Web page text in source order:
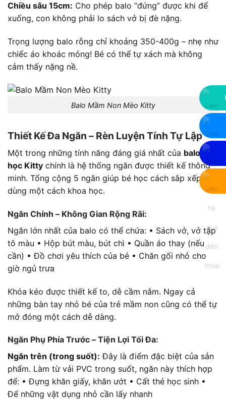
Chiều sâu 15cm: Cho phép balo “đứng” được khi để
xuống, con không phải lo sách vở bị đè nặng.
Trọng lượng balo rỗng chỉ khoảng 350-400g – nhẹ như
chiếc áo khoác mỏng! Bé có thể tự xách mà không
cảm thấy nặng nề.
Balo Mầm Non Mèo Kitty
Thiết Kế Đa Ngăn – Rèn Luyện Tính Tự Lập
Một trong những tính năng đáng giá nhất của balo đi
học Kitty chính là hệ thống ngăn được thiết kế thông
minh. Tổng cộng 5 ngăn giúp bé học cách sắp xếp đồ
dùng một cách khoa học.
Ngăn Chính – Không Gian Rộng Rãi:
Ngăn lớn nhất của balo có thể chứa: • Sách vở, vở tập
tô màu • Hộp bút màu, bút chì • Quần áo thay (nếu
cần) • Đồ chơi yêu thích của bé • Chăn gối nhỏ cho
giờ ngủ trưa
Khóa kéo được thiết kế to, dễ cầm nắm. Ngay cả
những bàn tay nhỏ bé của trẻ mầm non cũng có thể tự
mở đóng một cách dễ dàng.
Ngăn Phụ Phía Trước – Tiện Lợi Tối Đa:
Ngăn trên (trong suốt): Đây là điểm đặc biệt của sản
phẩm. Làm từ vải PVC trong suốt, ngăn này thích hợp
để: • Đựng khăn giấy, khăn ướt • Cất thẻ học sinh •
Để những vật dụng nhỏ cần lấy nhanh